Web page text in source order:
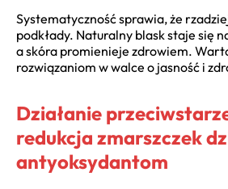
Systematyczność sprawia, że
podkłady. Naturalny blask staje się
a skóra promienieje zdrowiem.
rozwiązaniom w walce o jasność i
Działanie
redukcja zmarszczek
antyoksydantom